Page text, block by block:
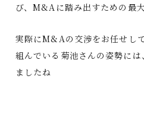
び、M&Aに踏み出すための最
実際にM&Aの交渉をお任せし
組んでいる菊池さんの姿勢に
ましたね